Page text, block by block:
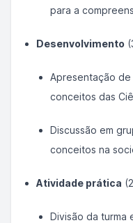
para a
Desenvolvimento
Apresentação de
conceitos das
Discussão em
conceitos na
Atividade prática
Divisão da turma